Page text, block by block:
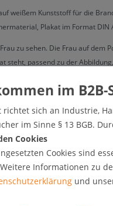
weißem Kunststoff für die
Plakat im Format DIN
zu sehen. Die Frau auf dem
steht, passend zu der
mm)
abwischbar
richtet sich an Industrie,
im Sinne § 13 BGB.
Cookies
Cookies sind
Informationen zu
und